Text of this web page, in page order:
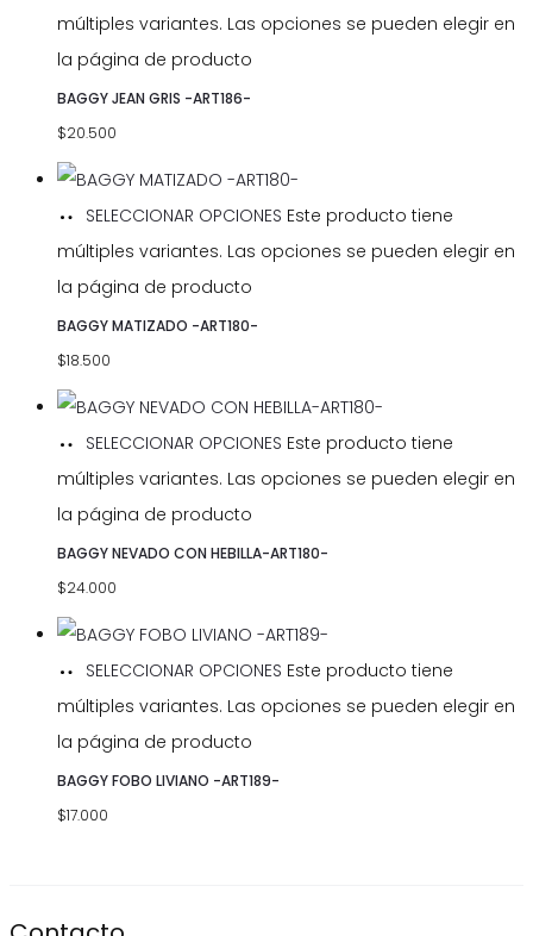
múltiples variantes. Las opciones se pueden elegir en
la página de producto
BAGGY JEAN GRIS -ART186-
$20.500
SELECCIONAR OPCIONES Este producto tiene
múltiples variantes. Las opciones se pueden elegir en
la página de producto
BAGGY MATIZADO -ART180-
$18.500
SELECCIONAR OPCIONES Este producto tiene
múltiples variantes. Las opciones se pueden elegir en
la página de producto
BAGGY NEVADO CON HEBILLA-ART180-
$24.000
SELECCIONAR OPCIONES Este producto tiene
múltiples variantes. Las opciones se pueden elegir en
la página de producto
BAGGY FOBO LIVIANO -ART189-
$17.000